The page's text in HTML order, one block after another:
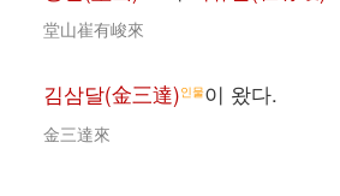
堂山崔有峻來
김삼달(金三達)인물이 왔다.
金三達來